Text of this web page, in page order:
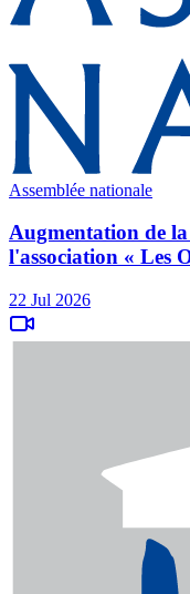
Assemblée nationale
Augmentation de
l'association « Les
22 Jul 2026